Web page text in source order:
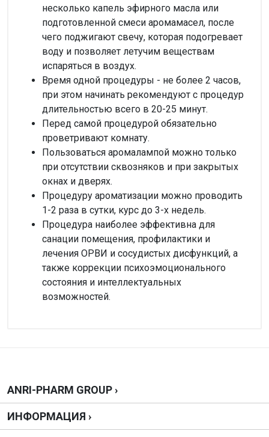
несколько капель эфирного масла или
подготовленной смеси аромамасел, после
чего поджигают свечу, которая подогревает
воду и позволяет летучим веществам
испаряться в воздух.
Время одной процедуры - не более 2 часов,
при этом начинать рекомендуют с процедур
длительностью всего в 20-25 минут.
Перед самой процедурой обязательно
проветривают комнату.
Пользоваться аромалампой можно только
при отсутствии сквозняков и при закрытых
окнах и дверях.
Процедуру ароматизации можно проводить
1-2 раза в сутки, курс до 3-х недель.
Процедура наиболее эффективна для
санации помещения, профилактики и
лечения ОРВИ и сосудистых дисфункций, а
также коррекции психоэмоционального
состояния и интеллектуальных
возможностей.
Написать отзыв
Оценка
ANRI-PHARM GROUP ›
ИНФОРМАЦИЯ ›